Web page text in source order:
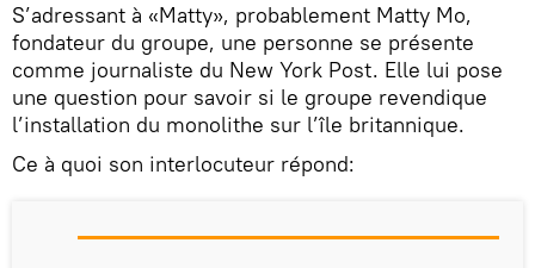
S’adressant à «Matty», probablement Matty Mo,
fondateur du groupe, une personne se présente
comme journaliste du New York Post. Elle lui pose
une question pour savoir si le groupe revendique
l’installation du monolithe sur l’île britannique.
Ce à quoi son interlocuteur répond: